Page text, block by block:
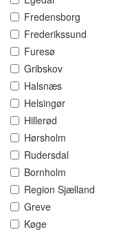
Fredensborg
Frederikssund
Furesø
Gribskov
Halsnæs
Helsingør
Hillerød
Hørsholm
Rudersdal
Bornholm
Region Sjælland
Greve
Køge